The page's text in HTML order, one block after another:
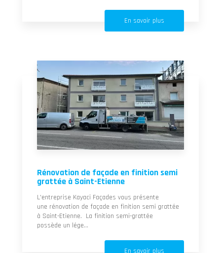
En savoir plus
Rénovation de façade en finition semi
grattée à Saint-Etienne
L'entreprise Kayaci Façades vous présente
une rénovation de façade en finition semi grattée
à Saint-Etienne. La finition semi-grattée
possède un lége...
En savoir plus